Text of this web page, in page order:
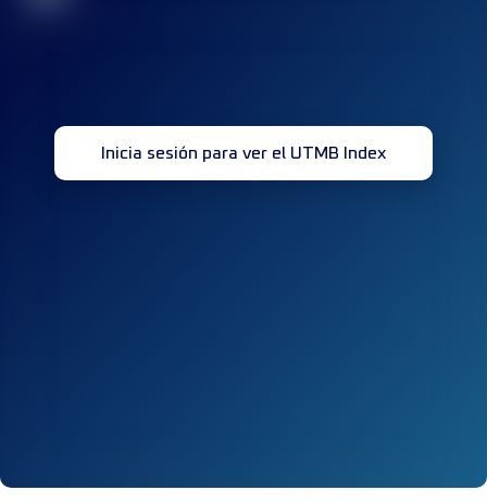
Inicia sesión para ver el UTMB Index